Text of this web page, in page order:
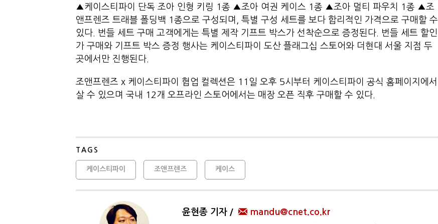
▲케이스티파이 단독 조아 인형 키링 1종 ▲조아 여권 케이스 1종 ▲조아 멀티 파우치 1종 ▲조
앤프렌즈 트래블 폴딩백 1종으로 구성되며, 특별 구성 세트를 보다 합리적인 가격으로 구매할 수
있다. 번들 세트 구매 고객에게는 특별 제작 기프트 박스가 선착순으로 증정된다. 번들 세트 할인
가 구매와 기프트 박스 증정 행사는 케이스티파이 도산 플래그십 스토어와 더현대 서울 지점 두
곳에서만 진행된다.
조앤프렌즈 x 케이스티파이 협업 컬렉션은 11일 오후 5시부터 케이스티파이 공식 홈페이지에서
살 수 있으며 국내 12개 오프라인 스토어에서는 매장 오픈 직후 구매할 수 있다.
TAGS
케이스티파이 조앤프렌즈 케이스
윤현종 기자 mandu@cnet.co.kr